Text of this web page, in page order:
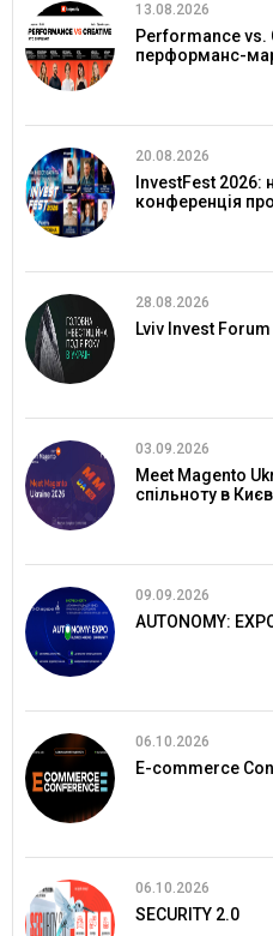
13.08.2026
Performance vs.
перформанс-
20.08.2026
InvestFest 2026:
конференція про
28.08.2026
Lviv Invest Forum
03.09.2026
Meet Magento
спільноту в
09.09.2026
AUTONOMY:
06.10.2026
E-commerce
06.10.2026
SECURITY 2.0